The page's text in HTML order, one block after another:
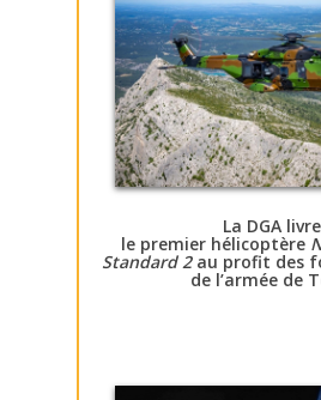
La DGA livre
le premier hélicoptère
Standard 2au profit des
de l’armée de